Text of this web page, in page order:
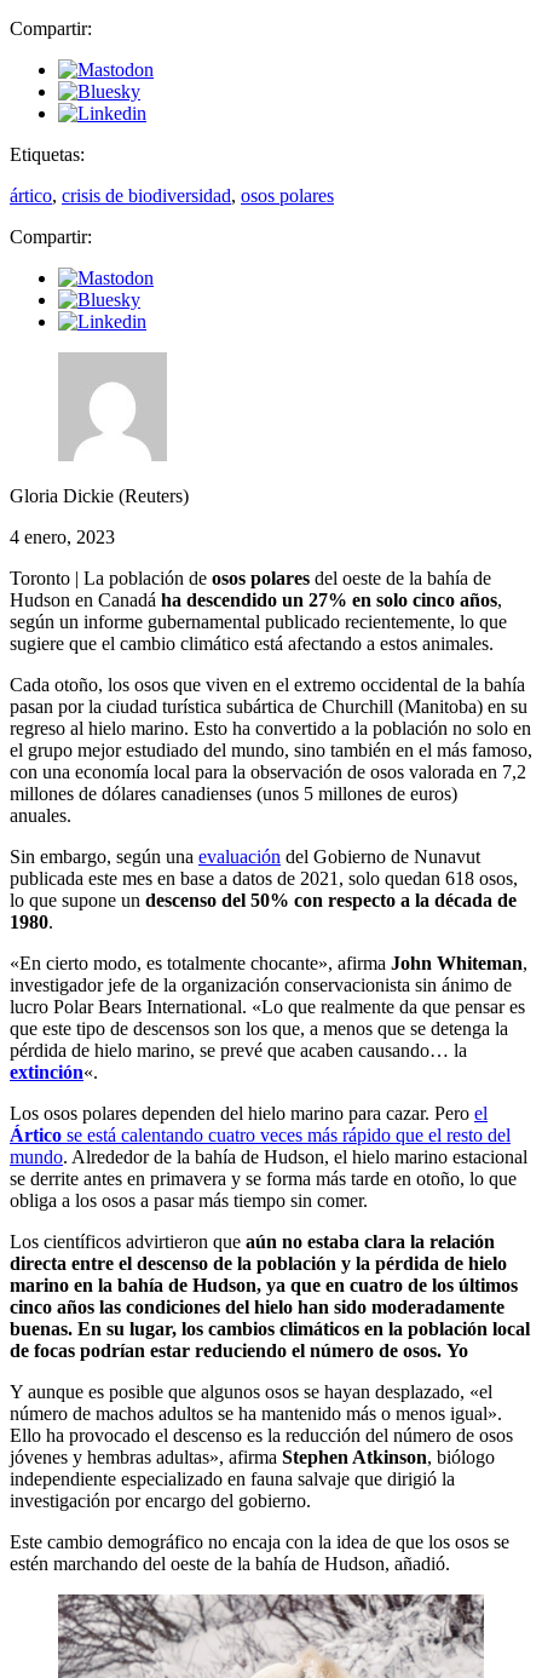
Compartir:
Etiquetas:
ártico, crisis de biodiversidad, osos polares
Compartir:
Gloria Dickie (Reuters)
4 enero, 2023
Toronto | La población de osos polares del oeste de la bahía de
Hudson en Canadá ha descendido un 27% en solo cinco años,
según un informe gubernamental publicado recientemente, lo que
sugiere que el cambio climático está afectando a estos animales.
Cada otoño, los osos que viven en el extremo occidental de la bahía
pasan por la ciudad turística subártica de Churchill (Manitoba) en su
regreso al hielo marino. Esto ha convertido a la población no solo en
el grupo mejor estudiado del mundo, sino también en el más famoso,
con una economía local para la observación de osos valorada en 7,2
millones de dólares canadienses (unos 5 millones de euros)
anuales.
Sin embargo, según una evaluación del Gobierno de Nunavut
publicada este mes en base a datos de 2021, solo quedan 618 osos,
lo que supone un descenso del 50% con respecto a la década de
1980.
«En cierto modo, es totalmente chocante», afirma John Whiteman,
investigador jefe de la organización conservacionista sin ánimo de
lucro Polar Bears International. «Lo que realmente da que pensar es
que este tipo de descensos son los que, a menos que se detenga la
pérdida de hielo marino, se prevé que acaben causando… la
extinción«.
Los osos polares dependen del hielo marino para cazar. Pero el
Ártico se está calentando cuatro veces más rápido que el resto del
mundo. Alrededor de la bahía de Hudson, el hielo marino estacional
se derrite antes en primavera y se forma más tarde en otoño, lo que
obliga a los osos a pasar más tiempo sin comer.
Los científicos advirtieron que aún no estaba clara la relación
directa entre el descenso de la población y la pérdida de hielo
marino en la bahía de Hudson, ya que en cuatro de los últimos
cinco años las condiciones del hielo han sido moderadamente
buenas. En su lugar, los cambios climáticos en la población local
de focas podrían estar reduciendo el número de osos. Yo
Y aunque es posible que algunos osos se hayan desplazado, «el
número de machos adultos se ha mantenido más o menos igual».
Ello ha provocado el descenso es la reducción del número de osos
jóvenes y hembras adultas», afirma Stephen Atkinson, biólogo
independiente especializado en fauna salvaje que dirigió la
investigación por encargo del gobierno.
Este cambio demográfico no encaja con la idea de que los osos se
estén marchando del oeste de la bahía de Hudson, añadió.